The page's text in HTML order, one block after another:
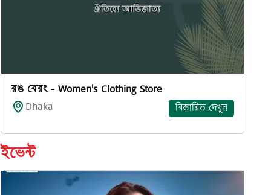
রঙ বেরং - Women's Clothing Store
Dhaka
বিস্তারিত দেখুন
ইভেন্ট